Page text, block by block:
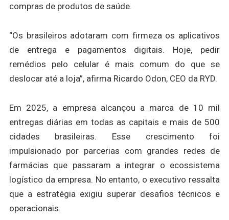
compras de produtos de saúde.
“Os brasileiros adotaram com firmeza os aplicativos
de entrega e pagamentos digitais. Hoje, pedir
remédios pelo celular é mais comum do que se
deslocar até a loja”, afirma Ricardo Odon, CEO da RYD.
Em 2025, a empresa alcançou a marca de 10 mil
entregas diárias em todas as capitais e mais de 500
cidades brasileiras. Esse crescimento foi
impulsionado por parcerias com grandes redes de
farmácias que passaram a integrar o ecossistema
logístico da empresa. No entanto, o executivo ressalta
que a estratégia exigiu superar desafios técnicos e
operacionais.